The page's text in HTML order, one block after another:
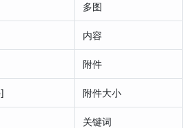
多图
内容
附件
附件大小
关键词